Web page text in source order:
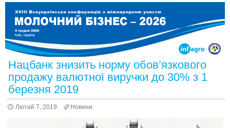
Нацбанк знизить норму обов’язкового
продажу валютної виручки до 30% з 1
березня 2019
Лютий 7, 2019 Новини